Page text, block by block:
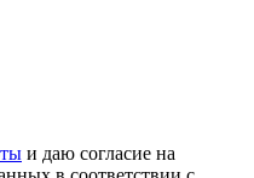
и даю согласие на